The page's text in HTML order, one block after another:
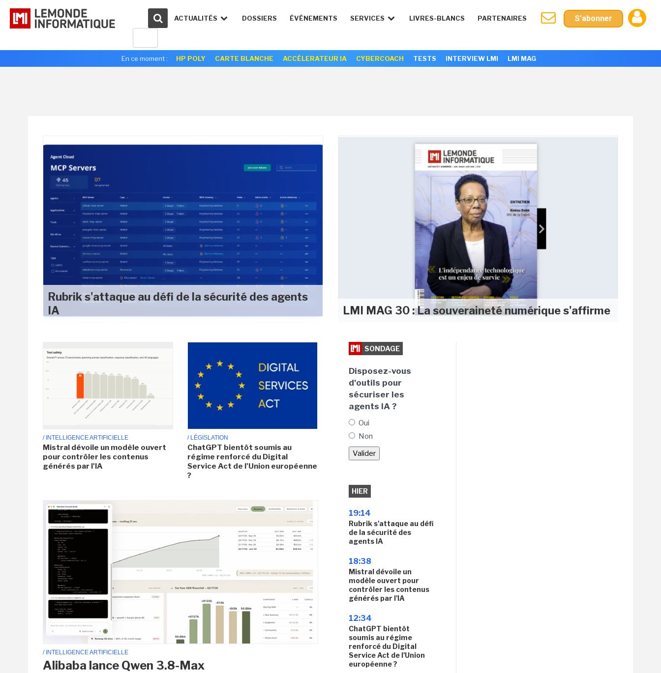
ACTUALITÉS DOSSIERS ÉVÉNEMENTS SERVICES LIVRES-BLANCS PARTENAIRES S'abonner
En ce moment : HP POLY CARTE BLANCHE ACCÉLERATEUR IA CYBERCOACH TESTS INTERVIEW LMI LMI MAG
Rubrik s'attaque au défi de la sécurité des agents
IA
LMI MAG 30 : La souveraineté numérique s'affirme
/ INTELLIGENCE ARTIFICIELLE
Mistral dévoile un modèle ouvert
pour contrôler les contenus
générés par l'IA
/ LÉGISLATION
ChatGPT bientôt soumis au
régime renforcé du Digital
Service Act de l'Union européenne
?
/ INTELLIGENCE ARTIFICIELLE
Alibaba lance Qwen 3.8-Max
SONDAGE
Disposez-vous
d'outils pour
sécuriser les
agents IA ?
Oui
Non
HIER
19:14
Rubrik s'attaque au défi
de la sécurité des
agents IA
18:38
Mistral dévoile un
modèle ouvert pour
contrôler les contenus
générés par l'IA
12:34
ChatGPT bientôt
soumis au régime
renforcé du Digital
Service Act de l'Union
européenne ?